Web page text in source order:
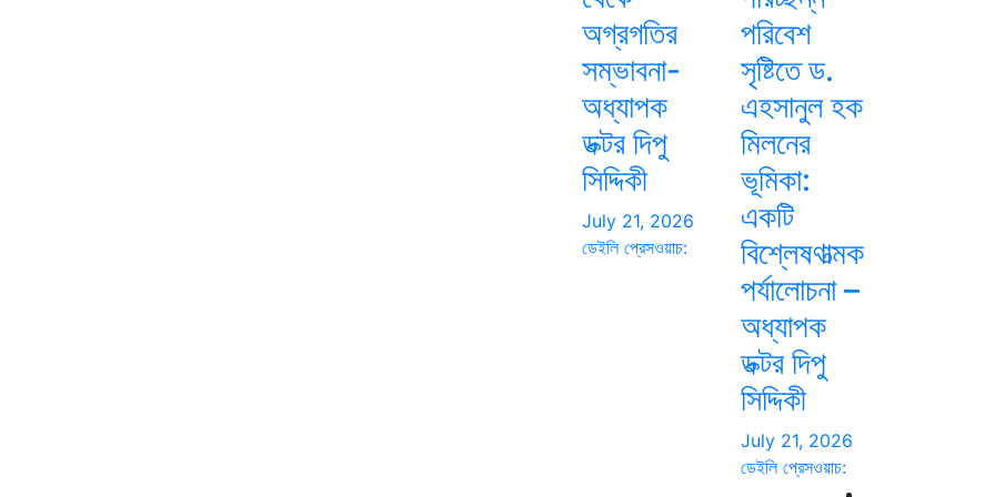
অগ্রগতির
সম্ভাবনা-
অধ্যাপক
ডক্টর দিপু
সিদ্দিকী
July 21, 2026
ডেইলি প্রেসওয়াচ:
পরিবেশ
সৃষ্টিতে ড.
এহসানুল হক
মিলনের
ভূমিকা:
একটি
বিশ্লেষণাত্মক
পর্যালোচনা –
অধ্যাপক
ডক্টর দিপু
সিদ্দিকী
July 21, 2026
ডেইলি প্রেসওয়াচ: